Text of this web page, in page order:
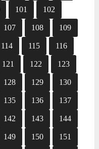
101 102
107 108 109
114 115 116
121 122 123
128 129 130
135 136 137
142 143 144
149 150 151